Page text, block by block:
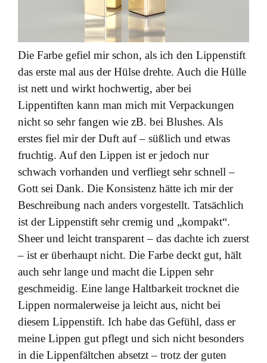
Die Farbe gefiel mir schon, als ich den Lippenstift
das erste mal aus der Hülse drehte. Auch die Hülle
ist nett und wirkt hochwertig, aber bei
Lippentiften kann man mich mit Verpackungen
nicht so sehr fangen wie zB. bei Blushes. Als
erstes fiel mir der Duft auf – süßlich und etwas
fruchtig. Auf den Lippen ist er jedoch nur
schwach vorhanden und verfliegt sehr schnell –
Gott sei Dank. Die Konsistenz hätte ich mir der
Beschreibung nach anders vorgestellt. Tatsächlich
ist der Lippenstift sehr cremig und „kompakt“.
Sheer und leicht transparent – das dachte ich zuerst
– ist er überhaupt nicht. Die Farbe deckt gut, hält
auch sehr lange und macht die Lippen sehr
geschmeidig. Eine lange Haltbarkeit trocknet die
Lippen normalerweise ja leicht aus, nicht bei
diesem Lippenstift. Ich habe das Gefühl, dass er
meine Lippen gut pflegt und sich nicht besonders
in die Lippenfältchen absetzt – trotz der guten